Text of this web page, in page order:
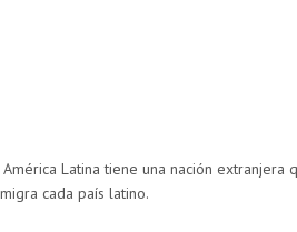
Latina tiene una nación extranjera
cada país latino.